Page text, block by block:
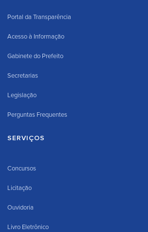
Portal da Transparência
Acesso à Informação
Gabinete do Prefeito
Secretarias
Legislação
Perguntas Frequentes
SERVIÇOS
Concursos
Licitação
Ouvidoria
Livro Eletrônico